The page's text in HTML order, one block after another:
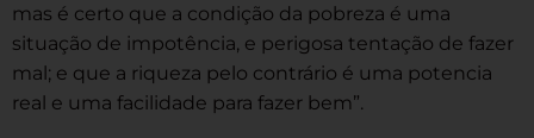
mas é certo que a condição da pobreza é uma
situação de impotência, e perigosa tentação de fazer
mal; e que a riqueza pelo contrário é uma potencia
real e uma facilidade para fazer bem”.